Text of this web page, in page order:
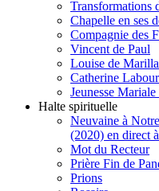
Transformations
Chapelle en ses
Compagnie des
Vincent de Paul
Louise de
Catherine
Jeunesse
Halte spirituelle
Neuvaine à
(2020) en direct
Mot du Recteur
Prière Fin de
Prions